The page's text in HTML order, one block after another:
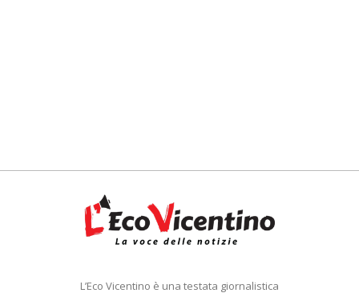
L’Eco Vicentino è una testata giornalistica